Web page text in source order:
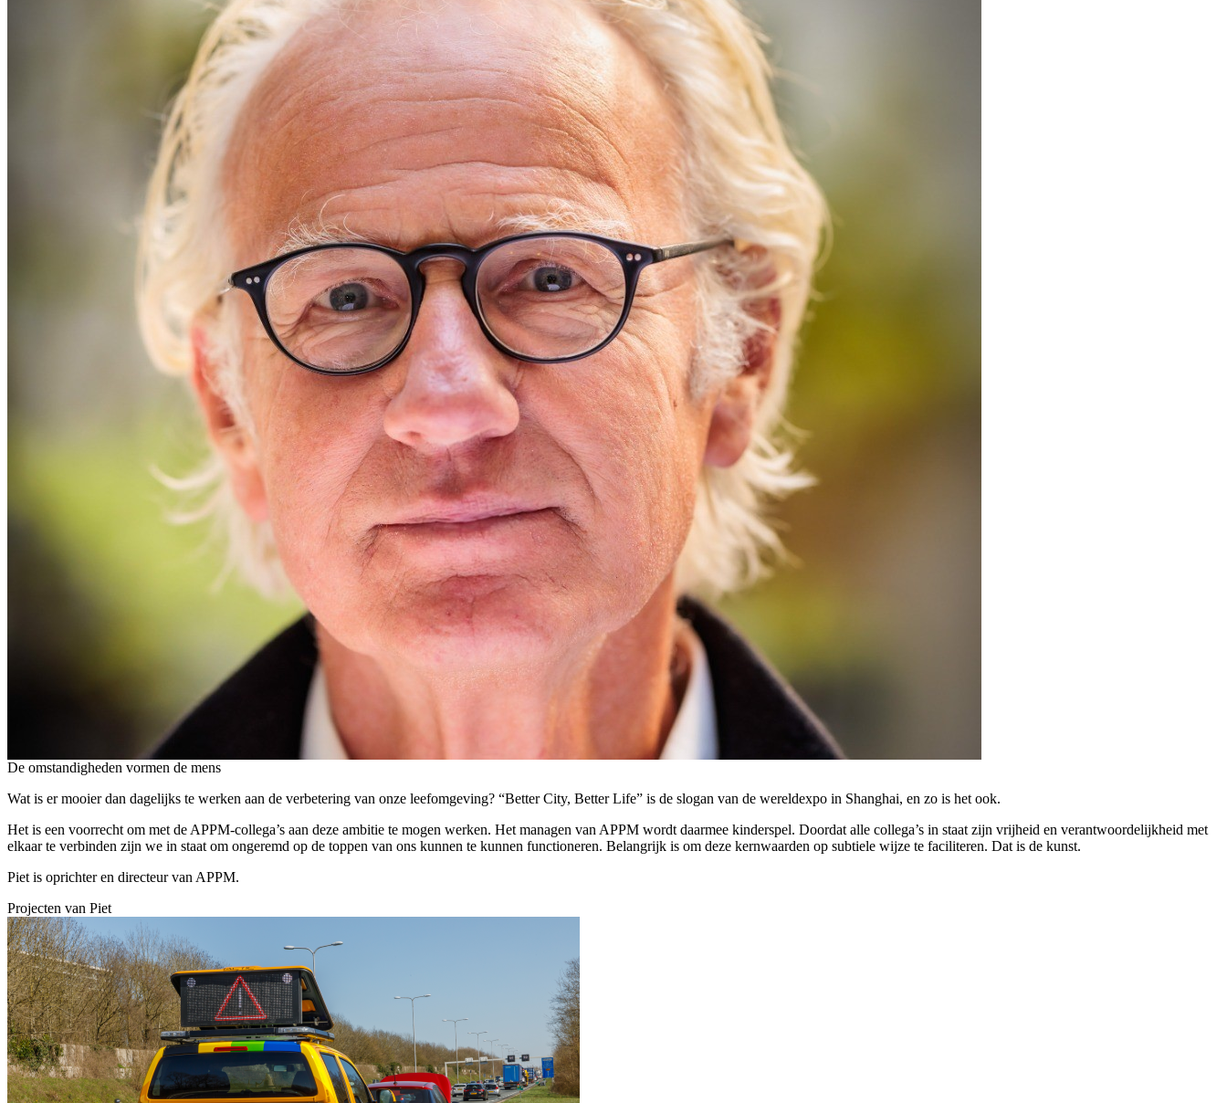
De omstandigheden vormen de mens
Wat is er mooier dan dagelijks te werken aan de verbetering van onze leefomgeving? “Better City, Better Life” is de slogan van de wereldexpo in Shanghai, en zo is het ook.
Het is een voorrecht om met de APPM-collega’s aan deze ambitie te mogen werken. Het managen van APPM wordt daarmee kinderspel. Doordat alle collega’s in staat zijn vrijheid en verantwoordelijkheid met
elkaar te verbinden zijn we in staat om ongeremd op de toppen van ons kunnen te kunnen functioneren. Belangrijk is om deze kernwaarden op subtiele wijze te faciliteren. Dat is de kunst.
Piet is oprichter en directeur van APPM.
Projecten van Piet